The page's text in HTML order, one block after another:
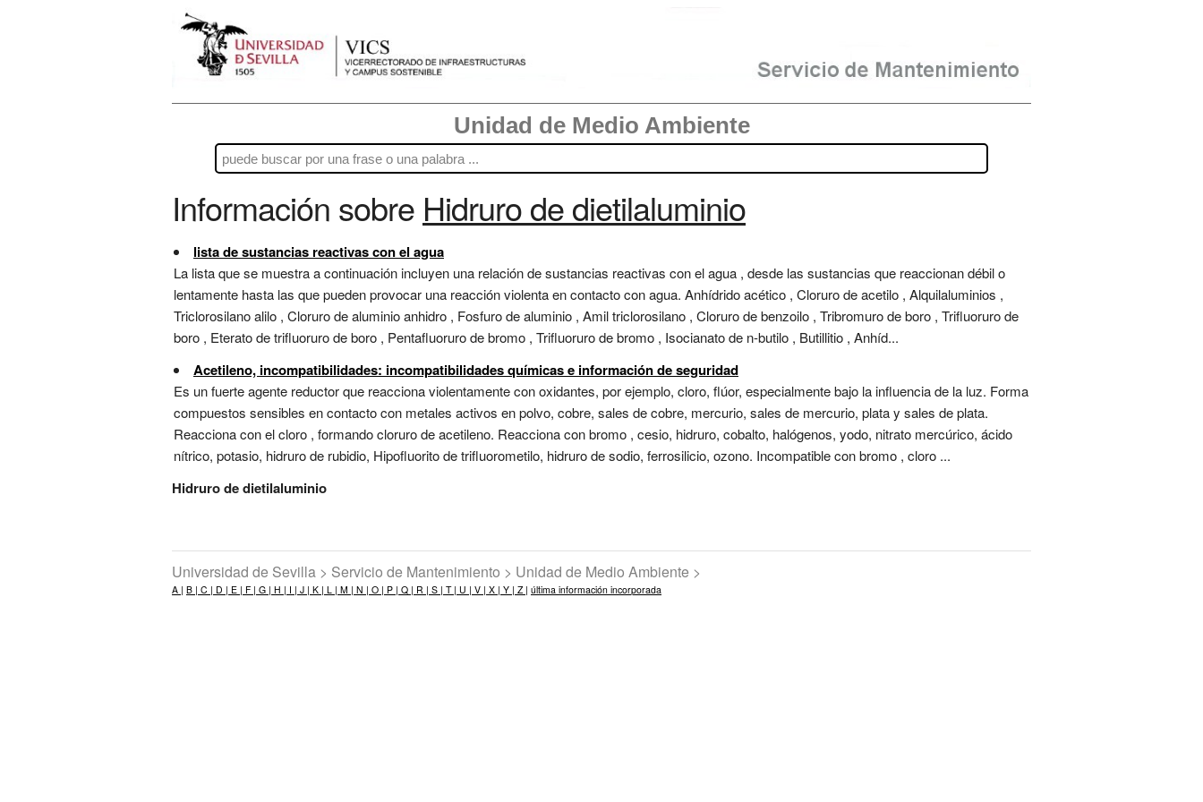
Unidad de Medio Ambiente
Información sobre Hidruro de dietilaluminio
lista de sustancias reactivas con el agua
La lista que se muestra a continuación incluyen una relación de sustancias reactivas con el agua , desde las sustancias que reaccionan débil o
lentamente hasta las que pueden provocar una reacción violenta en contacto con agua. Anhídrido acético , Cloruro de acetilo , Alquilaluminios ,
Triclorosilano alilo , Cloruro de aluminio anhidro , Fosfuro de aluminio , Amil triclorosilano , Cloruro de benzoilo , Tribromuro de boro , Trifluoruro de
boro , Eterato de trifluoruro de boro , Pentafluoruro de bromo , Trifluoruro de bromo , Isocianato de n-butilo , Butillitio , Anhíd...
Acetileno, incompatibilidades: incompatibilidades químicas e información de seguridad
Es un fuerte agente reductor que reacciona violentamente con oxidantes, por ejemplo, cloro, flúor, especialmente bajo la influencia de la luz. Forma
compuestos sensibles en contacto con metales activos en polvo, cobre, sales de cobre, mercurio, sales de mercurio, plata y sales de plata.
Reacciona con el cloro , formando cloruro de acetileno. Reacciona con bromo , cesio, hidruro, cobalto, halógenos, yodo, nitrato mercúrico, ácido
nítrico, potasio, hidruro de rubidio, Hipofluorito de trifluorometilo, hidruro de sodio, ferrosilicio, ozono. Incompatible con bromo , cloro ...
Hidruro de dietilaluminio
Universidad de Sevilla > Servicio de Mantenimiento > Unidad de Medio Ambiente >
A | B | C | D | E | F | G | H | I | J | K | L | M | N | O | P | Q | R | S | T | U | V | X | Y | Z | última información incorporada